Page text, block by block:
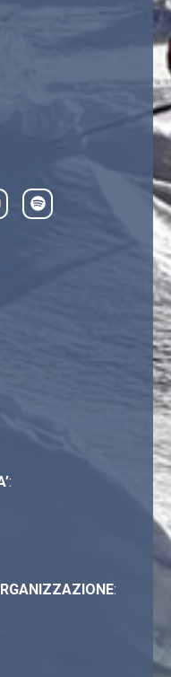
:
: